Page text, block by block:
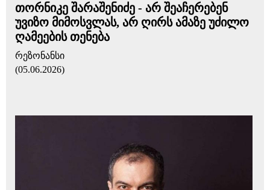
თორნიკე შარაშენიძე - არ შეაჩერებენ
უვიზო მიმოსვლას, არ ღირს ამაზე უძილო
ღამეების თენება
რეზონანსი
(05.06.2026)